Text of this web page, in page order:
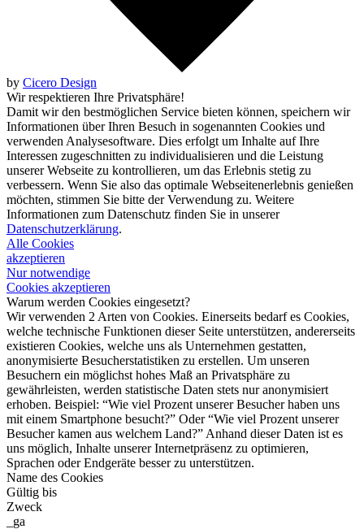
by Cicero Design
Wir respektieren Ihre Privatsphäre!
Damit wir den bestmöglichen Service bieten können, speichern wir
Informationen über Ihren Besuch in sogenannten Cookies und
verwenden Analysesoftware. Dies erfolgt um Inhalte auf Ihre
Interessen zugeschnitten zu individualisieren und die Leistung
unserer Webseite zu kontrollieren, um das Erlebnis stetig zu
verbessern. Wenn Sie also das optimale Webseitenerlebnis genießen
möchten, stimmen Sie bitte der Verwendung zu. Weitere
Informationen zum Datenschutz finden Sie in unserer
Datenschutzerklärung.
Alle Cookies
akzeptieren
Nur notwendige
Cookies akzeptieren
Warum werden Cookies eingesetzt?
Wir verwenden 2 Arten von Cookies. Einerseits bedarf es Cookies,
welche technische Funktionen dieser Seite unterstützen, andererseits
existieren Cookies, welche uns als Unternehmen gestatten,
anonymisierte Besucherstatistiken zu erstellen. Um unseren
Besuchern ein möglichst hohes Maß an Privatsphäre zu
gewährleisten, werden statistische Daten stets nur anonymisiert
erhoben. Beispiel: “Wie viel Prozent unserer Besucher haben uns
mit einem Smartphone besucht?” Oder “Wie viel Prozent unserer
Besucher kamen aus welchem Land?” Anhand dieser Daten ist es
uns möglich, Inhalte unserer Internetpräsenz zu optimieren,
Sprachen oder Endgeräte besser zu unterstützen.
Name des Cookies
Gültig bis
Zweck
_ga